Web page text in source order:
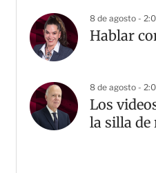
8 de agosto -
Hablar
8 de agosto -
Los
la silla de